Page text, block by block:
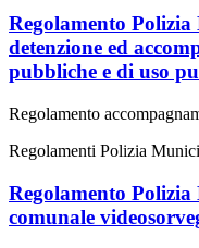
Regolamento
detenzione ed
pubbliche e di uso
Regolamento
Regolamenti Polizia
Regolamento
comunale